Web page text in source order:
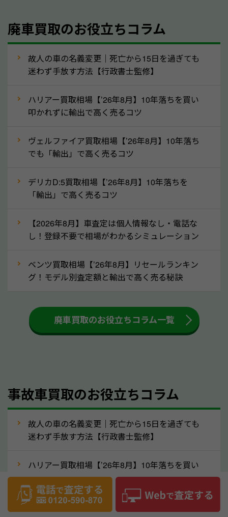
人気の車種は廃車の状態でも、高価買取が可能です。
産車は高く買取が可能です。「廃車＝買取できない」
なら廃車の車も適正価格で買取できます。他社で買取
拒否となった車も価格がつく可能性があるので、諦め
でも高価買取が可能なケースは珍しくないため、まず
はWebで簡単にできる無料査定をお試しください。
実績」で確認できます。
⑤車内の簡単な清掃で買取価格アップも！
しばらく乗っていない車は、車内のシートや座席の下
が汚れていることも多いです。シミや汚れが付着して
す。車内の汚れは簡単な清掃だけで取り除けることも
多いため、査定前にチェックして、清掃をしておくの
大きな汚れがない限り必要はありません。査定に影響
するケースは少ないため、そのままお持ちいただいて
あるため、まずは高知県のソコカラへ車の状態につい
てお気軽にご相談ください。
⑥車の需要が高まるタイミングで売るのも
高価買取のポイント！
買取依頼をするのもポイントです。車にも需要の高い
時期と低い時期があり、低い時期だと査定金額が抑え
めになる可能性もあります。逆に需要が高い時期であ
廃車買取のお役立ちコラム
故人の車の名義変更｜死亡から15日を過ぎても
迷わず手放す方法【行政書士監修】
ハリアー買取相場【’26年8月】10年落ちを買い
叩かれずに輸出で高く売るコツ
ヴェルファイア買取相場【’26年8月】10年落ち
でも「輸出」で高く売るコツ
デリカD:5買取相場【’26年8月】10年落ちを
「輸出」で高く売るコツ
【2026年8月】車査定は個人情報なし・電話な
し！登録不要で相場がわかるシミュレーション
ベンツ買取相場【’26年8月】リセールランキン
グ！モデル別査定額と輸出で高く売る秘訣
廃車買取のお役立ちコラム一覧
事故車買取のお役立ちコラム
故人の車の名義変更｜死亡から15日を過ぎても
迷わず手放す方法【行政書士監修】
ハリアー買取相場【’26年8月】10年落ちを買い
叩かれずに輸出で高く売るコツ
ヴェルファイア買取相場【’26年8月】10年落ち